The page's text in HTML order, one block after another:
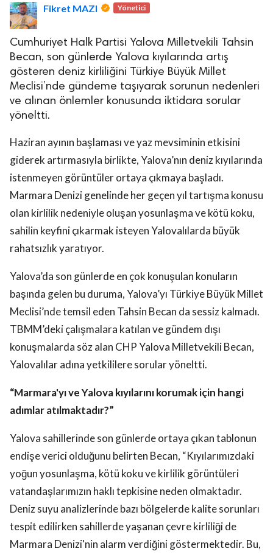
Asayiş
Saklıdır.
Fikret MAZI Yönetici
Cumhuriyet Halk Partisi Yalova Milletvekili Tahsin
Becan, son günlerde Yalova kıyılarında artış
gösteren deniz kirliliğini Türkiye Büyük Millet
Meclisi’nde gündeme taşıyarak sorunun nedenleri
ve alınan önlemler konusunda iktidara sorular
yöneltti.
Haziran ayının başlaması ve yaz mevsiminin etkisini
giderek artırmasıyla birlikte, Yalova’nın deniz kıyılarında
istenmeyen görüntüler ortaya çıkmaya başladı.
Marmara Denizi genelinde her geçen yıl tartışma konusu
olan kirlilik nedeniyle oluşan yosunlaşma ve kötü koku,
sahilin keyfini çıkarmak isteyen Yalovalılarda büyük
rahatsızlık yaratıyor.
Yalova’da son günlerde en çok konuşulan konuların
başında gelen bu duruma, Yalova’yı Türkiye Büyük Millet
Meclisi’nde temsil eden Tahsin Becan da sessiz kalmadı.
TBMM’deki çalışmalara katılan ve gündem dışı
konuşmalarda söz alan CHP Yalova Milletvekili Becan,
Yalovalılar adına yetkililere sorular yöneltti.
“Marmara'yı ve Yalova kıyılarını korumak için hangi
adımlar atılmaktadır?”
Yalova sahillerinde son günlerde ortaya çıkan tablonun
endişe verici olduğunu belirten Becan, “Kıyılarımızdaki
yoğun yosunlaşma, kötü koku ve kirlilik görüntüleri
vatandaşlarımızın haklı tepkisine neden olmaktadır.
Deniz suyu analizlerinde bazı bölgelerde kalite sorunları
tespit edilirken sahillerde yaşanan çevre kirliliği de
Marmara Denizi'nin alarm verdiğini göstermektedir. Bu,